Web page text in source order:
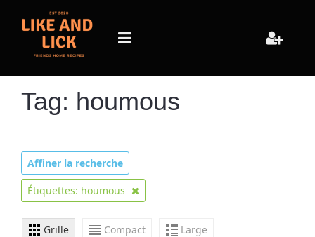
Tag: houmous
Affiner la recherche
Étiquettes: houmous
Grille Compact Large